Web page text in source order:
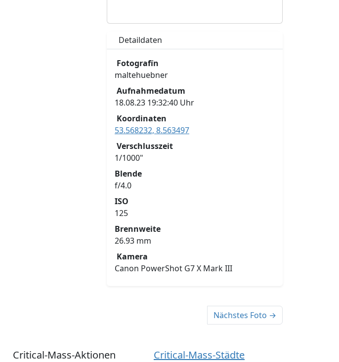
Detaildaten
Fotografïn
maltehuebner
Aufnahmedatum
18.08.23 19:32:40 Uhr
Koordinaten
53.568232, 8.563497
Verschlusszeit
1/1000"
Blende
f/4.0
ISO
125
Brennweite
26.93 mm
Kamera
Canon PowerShot G7 X Mark III
Nächstes Foto →
Critical-Mass-Aktionen Critical-Mass-Städte